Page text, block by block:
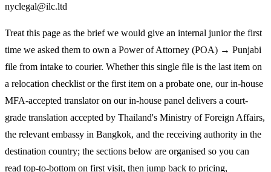
nyclegal@ilc.ltd
Treat this page as the brief we would give an internal junior the first
time we asked them to own a Power of Attorney (POA) → Punjabi
file from intake to courier. Whether this single file is the last item on
a relocation checklist or the first item on a probate one, our in-house
MFA-accepted translator on our in-house panel delivers a court-
grade translation accepted by Thailand's Ministry of Foreign Affairs,
the relevant embassy in Bangkok, and the receiving authority in the
destination country; the sections below are organised so you can
read top-to-bottom on first visit, then jump back to pricing,